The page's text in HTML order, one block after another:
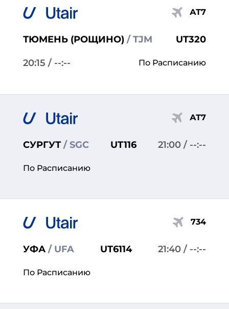
UT320
ТЮМЕНЬ (РОЩИНО) / TJM
20:15 / --:--
АТ7
По Расписанию
UT116
СУРГУТ/ SGC 21:00 / --:--
АТ7
По Расписанию
UT6114
УФА / UFA 21:40 / --:--
734
По Расписанию